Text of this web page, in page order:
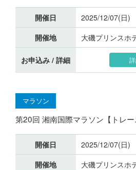
開催日
2025/12/07(日)
開催地
大磯プリンスホ
お申込み / 詳細
マラソン
第20回 湘南国際マラソン【トレー
開催日
2025/12/07(日)
開催地
大磯プリンスホ